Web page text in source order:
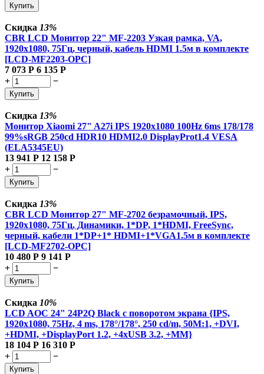
Купить
Скидка 13%
CBR LCD Монитор 22" MF-2203 Узкая рамка, VA,
1920x1080, 75Гц, черный, кабель HDMI 1.5м в комплекте
[LCD-MF2203-OPC]
7 073 Р 6 135 Р
+
−
Купить
Скидка 13%
Монитор Xiaomi 27" A27i IPS 1920x1080 100Hz 6ms 178/178
99%sRGB 250cd HDR10 HDMI2.0 DisplayProt1.4 VESA
(ELA5345EU)
13 941 Р 12 158 Р
+
−
Купить
Скидка 13%
CBR LCD Монитор 27" MF-2702 безрамочный, IPS,
1920x1080, 75Гц, Динамики, 1*DP, 1*HDMI, FreeSync,
черный, кабели 1*DP+1* HDMI+1*VGA1.5м в комплекте
[LCD-MF2702-OPC]
10 480 Р 9 141 Р
+
−
Купить
Скидка 10%
LCD AOC 24" 24P2Q Black с поворотом экрана {IPS,
1920x1080, 75Hz, 4 ms, 178°/178°, 250 cd/m, 50M:1, +DVI,
+HDMI, +DisplayPort 1.2, +4xUSB 3.2, +MM}
18 104 Р 16 310 Р
+
−
Купить